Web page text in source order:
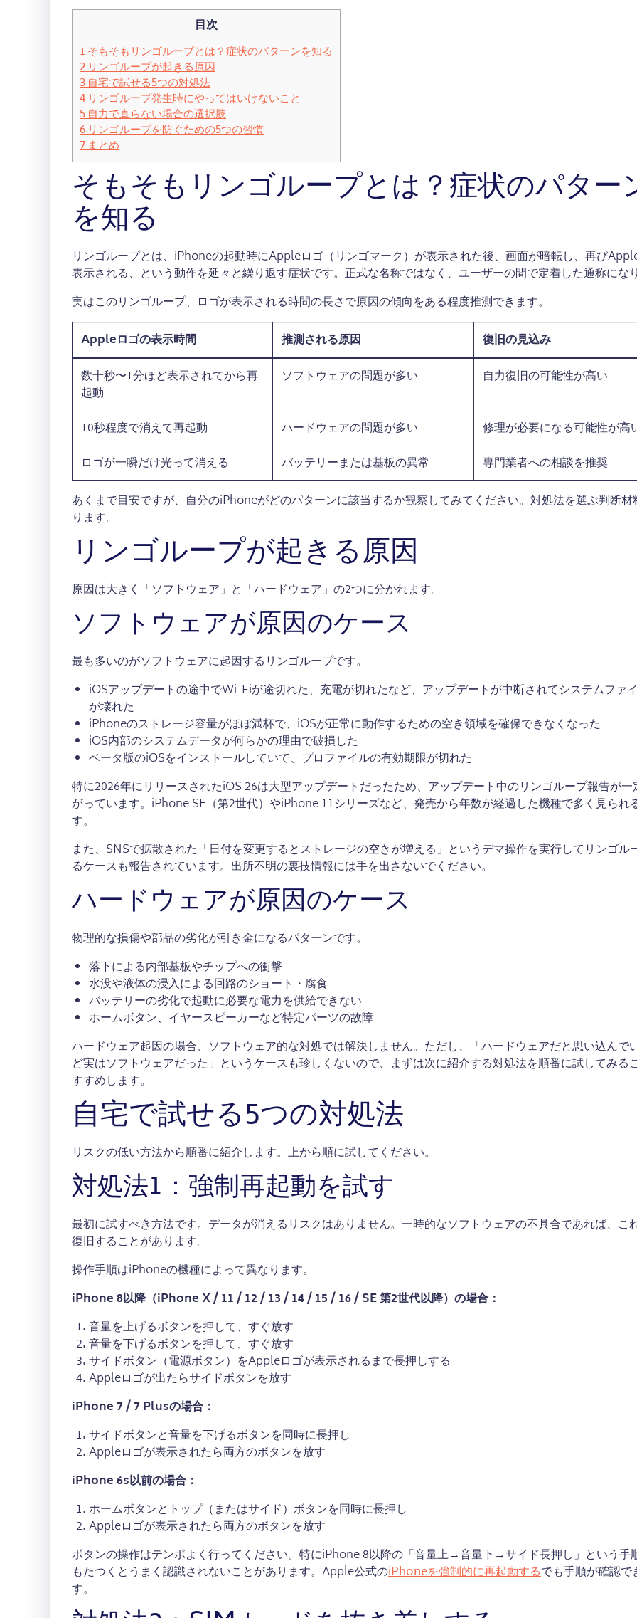
目次
1そもそもリンゴループとは？症状のパターンを知る
2リンゴループが起きる原因
3自宅で試せる5つの対処法
4リンゴループ発生時にやってはいけないこと
5自力で直らない場合の選択肢
6リンゴループを防ぐための5つの習慣
7まとめ
そもそもリンゴループとは？症状のパター
を知る
リンゴループとは、iPhoneの起動時にAppleロゴ（リンゴマーク）が表示された後、画面が暗転し、再び
表示される、という動作を延々と繰り返す症状です。正式な名称ではなく、ユーザーの間で定着した通称にな
実はこのリンゴループ、ロゴが表示される時間の長さで原因の傾向をある程度推測できます。
Appleロゴの表示時間
推測される原因
復旧の見込み
数十秒〜1分ほど表示されてから再
起動
ソフトウェアの問題が多い 自力復旧の可能性が高い
10秒程度で消えて再起動 ハードウェアの問題が多い
修理が必要になる可能性が高
ロゴが一瞬だけ光って消える
バッテリーまたは基板の異常
専門業者への相談を推奨
あくまで目安ですが、自分のiPhoneがどのパターンに該当するか観察してみてください。対処法を選ぶ判断材
ります。
リンゴループが起きる原因
原因は大きく「ソフトウェア」と「ハードウェア」の2つに分かれます。
ソフトウェアが原因のケース
最も多いのがソフトウェアに起因するリンゴループです。
iOSアップデートの途中でWi-Fiが途切れた、充電が切れたなど、アップデートが中断されてシステムファ
が壊れた
iPhoneのストレージ容量がほぼ満杯で、iOSが正常に動作するための空き領域を確保できなくなった
iOS内部のシステムデータが何らかの理由で破損した
ベータ版のiOSをインストールしていて、プロファイルの有効期限が切れた
特に2026年にリリースされたiOS 26は大型アップデートだったため、アップデート中のリンゴループ報告が一
がっています。iPhone SE（第2世代）やiPhone 11シリーズなど、発売から年数が経過した機種で多く見られ
す。
また、SNSで拡散された「日付を変更するとストレージの空きが増える」というデマ操作を実行してリンゴル
るケースも報告されています。出所不明の裏技情報には手を出さないでください。
ハードウェアが原因のケース
物理的な損傷や部品の劣化が引き金になるパターンです。
落下による内部基板やチップへの衝撃
水没や液体の浸入による回路のショート・腐食
バッテリーの劣化で起動に必要な電力を供給できない
ホームボタン、イヤースピーカーなど特定パーツの故障
ハードウェア起因の場合、ソフトウェア的な対処では解決しません。ただし、「ハードウェアだと思い込んで
ど実はソフトウェアだった」というケースも珍しくないので、まずは次に紹介する対処法を順番に試してみる
すすめします。
自宅で試せる5つの対処法
リスクの低い方法から順番に紹介します。上から順に試してください。
対処法1：強制再起動を試す
最初に試すべき方法です。データが消えるリスクはありません。一時的なソフトウェアの不具合であれば、こ
復旧することがあります。
操作手順はiPhoneの機種によって異なります。
iPhone 8以降（iPhone X / 11 / 12 / 13 / 14 / 15 / 16 / SE 第2世代以降）の場合：
音量を上げるボタンを押して、すぐ放す
音量を下げるボタンを押して、すぐ放す
サイドボタン（電源ボタン）をAppleロゴが表示されるまで長押しする
Appleロゴが出たらサイドボタンを放す
iPhone 7 / 7 Plusの場合：
サイドボタンと音量を下げるボタンを同時に長押し
Appleロゴが表示されたら両方のボタンを放す
iPhone 6s以前の場合：
ホームボタンとトップ（またはサイド）ボタンを同時に長押し
Appleロゴが表示されたら両方のボタンを放す
ボタンの操作はテンポよく行ってください。特にiPhone 8以降の「音量上→音量下→サイド長押し」という手
もたつくとうまく認識されないことがあります。Apple公式のiPhoneを強制的に再起動するでも手順が確認で
す。